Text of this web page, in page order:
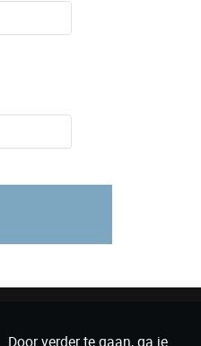
verder te gaan, ga je